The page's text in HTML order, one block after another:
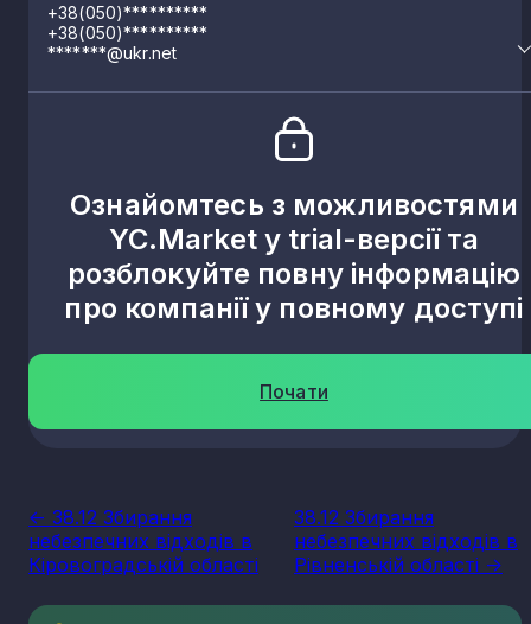
+38(050)**********
+38(050)**********
*******@ukr.net
Ознайомтесь з можливостями
YC.Market у trial-версії та
розблокуйте повну інформацію
про компанії у повному доступі
Почати
<- 38.12 Збирання
небезпечних відходів в
Кіровоградській області
38.12 Збирання
небезпечних відходів в
Рівненській області ->